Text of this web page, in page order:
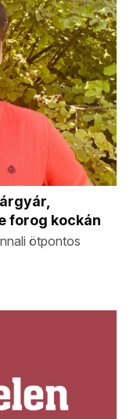
forog kockán
ötpontos